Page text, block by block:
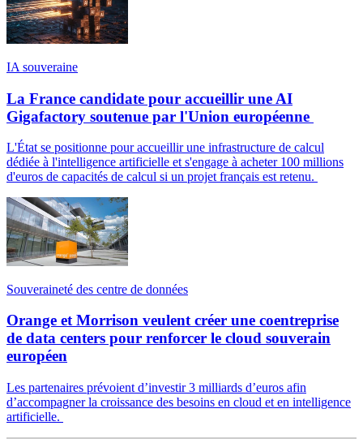
IA souveraine
La France candidate pour accueillir une AI
Gigafactory soutenue par l'Union européenne
L'État se positionne pour accueillir une infrastructure de calcul
dédiée à l'intelligence artificielle et s'engage à acheter 100 millions
d'euros de capacités de calcul si un projet français est retenu.
Souveraineté des centre de données
Orange et Morrison veulent créer une coentreprise
de data centers pour renforcer le cloud souverain
européen
Les partenaires prévoient d’investir 3 milliards d’euros afin
d’accompagner la croissance des besoins en cloud et en intelligence
artificielle.